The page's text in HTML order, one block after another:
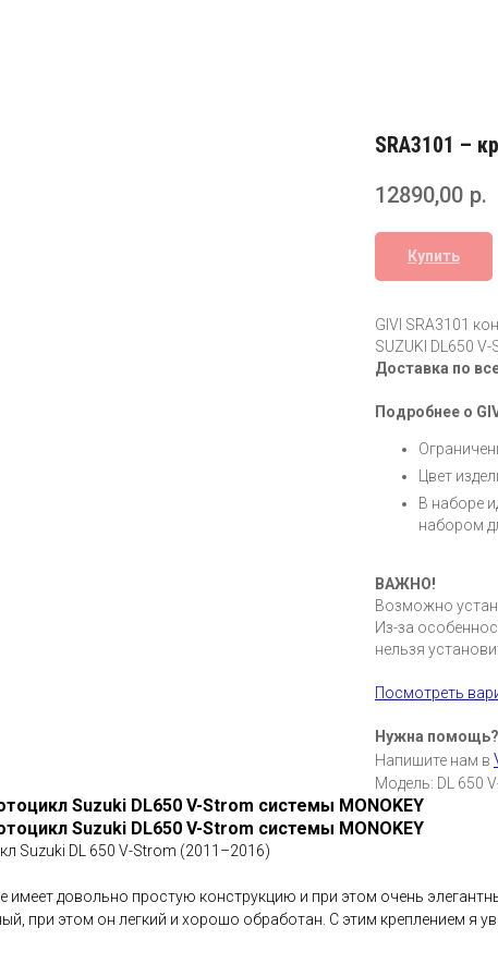
SRA3101 –
12890,00 р.
Купить
GIVI SRA3101
SUZUKI DL650
Доставка по
Подробнее о
Цвет
В наборе
набором
ВАЖНО!
Возможно
Из-за
нельзя
Посмотреть
Нужна
Напишите нам в
Модель: DL 650
Suzuki DL650 V-Strom системы MONOKEY
Suzuki DL650 V-Strom системы MONOKEY
Suzuki DL 650 V-Strom (2011–2016)
довольно простую конструкцию и при этом очень
при этом он легкий и хорошо обработан. С этим креплением я